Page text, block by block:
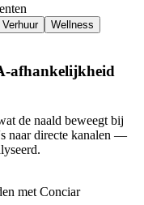
Verhuur Wellness
afhankelijkheid
de naald beweegt bij
naar directe kanalen —
met Conciar